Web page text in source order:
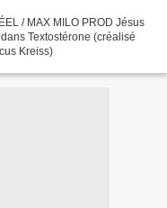
/ MAX MILO PROD Jésus
Textostérone (créalisé
Kreiss)